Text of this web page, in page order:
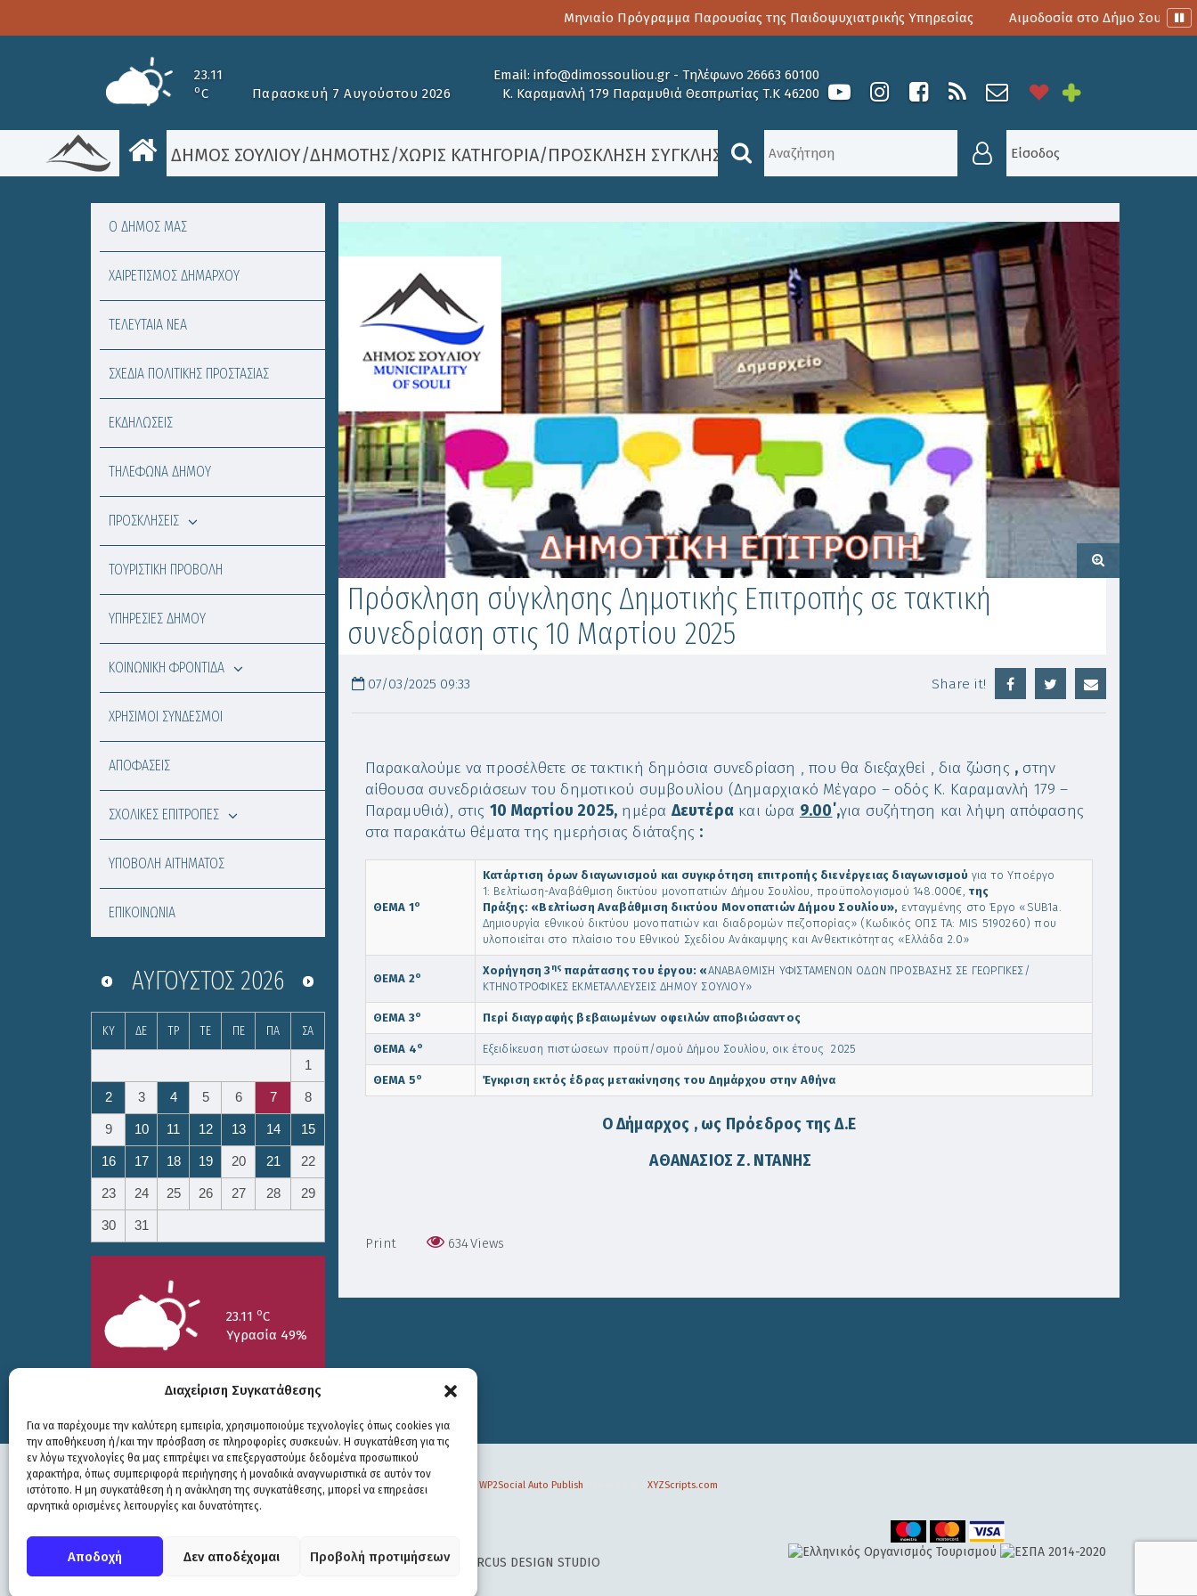
Διαχείριση Συγκατάθεσης
Για να παρέχουμε την καλύτερη εμπειρία, χρησιμοποιούμε τεχνολογίες όπως cookies για
την αποθήκευση ή/και την πρόσβαση σε πληροφορίες συσκευών. Η συγκατάθεση για τις
εν λόγω τεχνολογίες θα μας επιτρέψει να επεξεργαστούμε δεδομένα προσωπικού
χαρακτήρα, όπως συμπεριφορά περιήγησης ή μοναδικά αναγνωριστικά σε αυτόν τον
ιστότοπο. Η μη συγκατάθεση ή η ανάκληση της συγκατάθεσης, μπορεί να επηρεάσει
αρνητικά ορισμένες λειτουργίες και δυνατότητες.
Αποδοχή Δεν αποδέχομαι Προβολή προτιμήσεων
Μηνιαίο Πρόγραμμα Παρουσίας της Παιδοψυχιατρικής Υπηρεσίας Αιμοδοσία στο Δήμο Σουλίου
23.11
oC Παρασκευή 7 Αυγούστου 2026
Email: info@dimossouliou.gr - Τηλέφωνο 26663 60100
Κ. Καραμανλή 179 Παραμυθιά Θεσπρωτίας Τ.Κ 46200
ΔΗΜΟΣ ΣΟΥΛΙΟΥ/ΔΗΜΟΤΗΣ/ΧΩΡΊΣ ΚΑΤΗΓΟΡΊΑ/ΠΡΌΣΚΛΗΣΗ ΣΎΓΚΛΗΣΗΣ ΔΗΜΟΤΙΚΉΣ ΕΠΙΤΡΟΠΉΣ ΣΕ ΤΑΚΤΙΚΉ ΣΥΝΕΔΡΊΑΣΗ ΣΤΙΣ
Είσοδος
Πρόσκληση σύγκλησης Δημοτικής Επιτροπής σε τακτική
συνεδρίαση στις 10 Μαρτίου 2025
07/03/2025 09:33 Share it!
Παρακαλούμε να προσέλθετε σε τακτική δημόσια συνεδρίαση , που θα διεξαχθεί , δια ζώσης , στην
αίθουσα συνεδριάσεων του δημοτικού συμβουλίου (Δημαρχιακό Μέγαρο – οδός Κ. Καραμανλή 179 –
Παραμυθιά), στις 10 Μαρτίου 2025, ημέρα Δευτέρακαι ώρα 9.00΄,για συζήτηση και λήψη απόφασης
στα παρακάτω θέματα της ημερήσιας διάταξης :
ΘΕΜΑ 1ο
Κατάρτιση όρων διαγωνισμού και συγκρότηση επιτροπής διενέργειας διαγωνισμού για το Υποέργο
1: Βελτίωση-Αναβάθμιση δικτύου μονοπατιών Δήμου Σουλίου, προϋπολογισμού 148.000€, της
Πράξης: «Βελτίωση Αναβάθμιση δικτύου Μονοπατιών Δήμου Σουλίου», ενταγμένης στο Έργο «SUB1a.
Δημιουργία εθνικού δικτύου μονοπατιών και διαδρομών πεζοπορίας» (Κωδικός ΟΠΣ ΤΑ: MIS 5190260) που
υλοποιείται στο πλαίσιο του Εθνικού Σχεδίου Ανάκαμψης και Ανθεκτικότητας «Ελλάδα 2.0»
ΘΕΜΑ 2ο Χορήγηση 3ης παράτασης του έργου: «ΑΝΑΒΑΘΜΙΣΗ ΥΦΙΣΤΑΜΕΝΩΝ ΟΔΩΝ ΠΡΟΣΒΑΣΗΣ ΣΕ ΓΕΩΡΓΙΚΕΣ/
ΚΤΗΝΟΤΡΟΦΙΚΕΣ ΕΚΜΕΤΑΛΛΕΥΣΕΙΣ ΔΗΜΟΥ ΣΟΥΛΙΟΥ»
ΘΕΜΑ 3ο Περί διαγραφής βεβαιωμένων οφειλών αποβιώσαντος
ΘΕΜΑ 4ο Εξειδίκευση πιστώσεων προϋπ/σμού Δήμου Σουλίου, οικ έτους 2025
ΘΕΜΑ 5ο Έγκριση εκτός έδρας μετακίνησης του Δημάρχου στην Αθήνα
Ο Δήμαρχος , ως Πρόεδρος της Δ.Ε
ΑΘΑΝΑΣΙΟΣZ. ΝΤΑΝΗΣ
Print 634Views
Ο ΔΗΜΟΣ ΜΑΣ
ΧΑΙΡΕΤΙΣΜΟΣ ΔΗΜΑΡΧΟΥ
ΤΕΛΕΥΤΑΙΑ ΝΕΑ
ΣΧΕΔΙΑ ΠΟΛΙΤΙΚΗΣ ΠΡΟΣΤΑΣΙΑΣ
ΕΚΔΗΛΩΣΕΙΣ
ΤΗΛΕΦΩΝΑ ΔΗΜΟΥ
ΠΡΟΣΚΛΗΣΕΙΣ
ΤΟΥΡΙΣΤΙΚΗ ΠΡΟΒΟΛΗ
ΥΠΗΡΕΣΙΕΣ ΔΗΜΟΥ
ΚΟΙΝΩΝΙΚΗ ΦΡΟΝΤΙΔΑ
ΧΡΗΣΙΜΟΙ ΣΥΝΔΕΣΜΟΙ
ΑΠΟΦΑΣΕΙΣ
ΣΧΟΛΙΚΕΣ ΕΠΙΤΡΟΠΕΣ
ΥΠΟΒΟΛΗ ΑΙΤΗΜΑΤΟΣ
ΕΠΙΚΟΙΝΩΝΙΑ
ΑΎΓΟΥΣΤΟΣ 2026
ΚΥ ΔΕ ΤΡ ΤΕ ΠΕ ΠΑ ΣΑ
1
2 3 4 5 6 7 8
9 10 11 12 13 14 15
16 17 18 19 20 21 22
23 24 25 26 27 28 29
30 31
23.11 oC
Υγρασία 49%
25/7
15.73oC
26/7
17.99oC
27/7
20.94oC
© COPYRIGHT ΔΗΜΟΣ ΣΟΥΛΙΟΥ 2026
WEB DEVELOPMENT BYΕΓΚΡΙΤΟΣ GROUP| GRAPHICS DESIGN BY CIRCUS DESIGN STUDIO
WP2Social Auto Publish XYZScripts.com